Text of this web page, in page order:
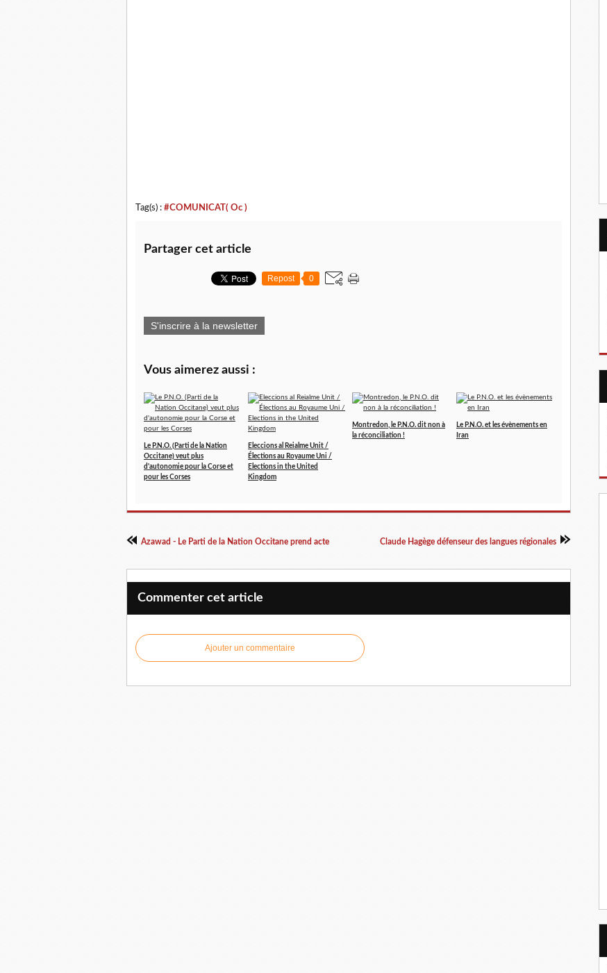
Tag(s) : #COMUNICAT( Oc )
Partager cet article
Repost 0
S'inscrire à la newsletter
Vous aimerez aussi :
Le P.N.O. (Parti de la Nation
Occitane) veut plus
d'autonomie pour la Corse et
pour les Corses
Eleccions al Reialme Unit /
Élections au Royaume Uni /
Elections in the United
Kingdom
Montredon, le P.N.O. dit non à
la réconciliation !
Le P.N.O. et les évènements en
Iran
Azawad - Le Parti de la Nation Occitane prend acte Claude Hagège défenseur des langues régionales
Commenter cet article
Ajouter un commentaire